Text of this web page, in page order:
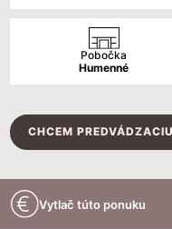
Pobočka
Humenné
CHCEM
Vytlač túto ponuku